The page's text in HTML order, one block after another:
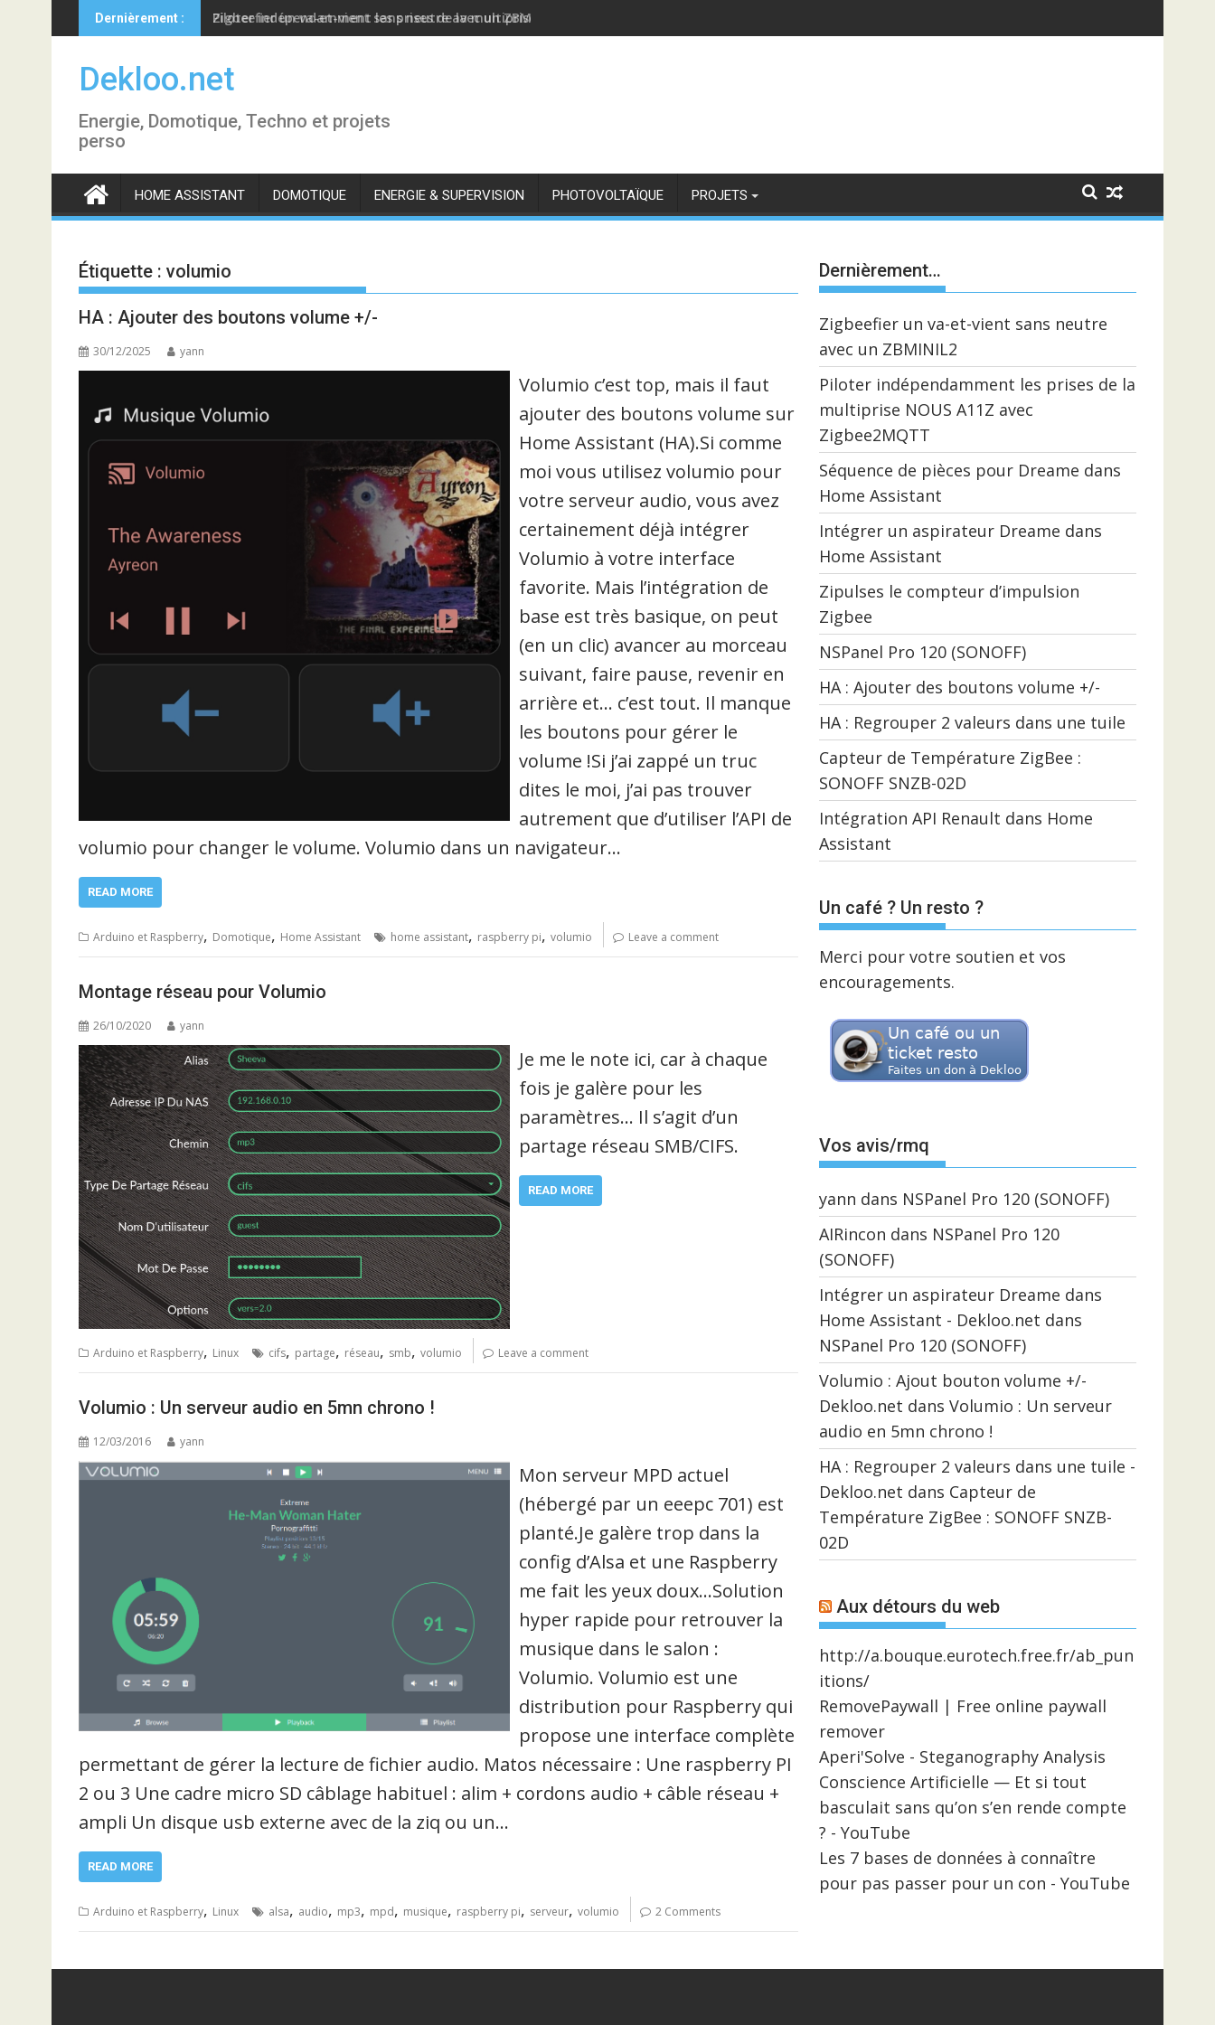
to
content
Dernièrement : Piloter indépendamment les prises de la multiprise NOUS A11Z avec Zigbee2MQTT
Dekloo.net
Energie, Domotique, Techno et projets
perso
HOME ASSISTANT DOMOTIQUE ENERGIE & SUPERVISION PHOTOVOLTAÏQUE PROJETS
Étiquette : volumio
HA : Ajouter des boutons volume +/-
30/12/2025 yann
Volumio c’est top, mais il faut
ajouter des boutons volume sur
Home Assistant (HA).Si comme
moi vous utilisez volumio pour
votre serveur audio, vous avez
certainement déjà intégrer
Volumio à votre interface
favorite. Mais l’intégration de
base est très basique, on peut
(en un clic) avancer au morceau
suivant, faire pause, revenir en
arrière et… c’est tout. Il manque
les boutons pour gérer le
volume !Si j’ai zappé un truc
dites le moi, j’ai pas trouver
autrement que d’utiliser l’API de
volumio pour changer le volume. Volumio dans un navigateur…
READ MORE
Arduino et Raspberry, Domotique, Home Assistant home assistant, raspberry pi, volumio Leave a comment
Montage réseau pour Volumio
26/10/2020 yann
Je me le note ici, car à chaque
fois je galère pour les
paramètres… Il s’agit d’un
partage réseau SMB/CIFS.
READ MORE
Arduino et Raspberry, Linux cifs, partage, réseau, smb, volumio Leave a comment
Volumio : Un serveur audio en 5mn chrono !
12/03/2016 yann
Mon serveur MPD actuel
(hébergé par un eeepc 701) est
planté.Je galère trop dans la
config d’Alsa et une Raspberry
me fait les yeux doux…Solution
hyper rapide pour retrouver la
musique dans le salon :
Volumio. Volumio est une
distribution pour Raspberry qui
propose une interface complète
permettant de gérer la lecture de fichier audio. Matos nécessaire : Une raspberry PI
2 ou 3 Une cadre micro SD câblage habituel : alim + cordons audio + câble réseau +
ampli Un disque usb externe avec de la ziq ou un…
READ MORE
Arduino et Raspberry, Linux alsa, audio, mp3, mpd, musique, raspberry pi, serveur, volumio 2 Comments
Dernièrement…
Zigbeefier un va-et-vient sans neutre
avec un ZBMINIL2
Piloter indépendamment les prises de la
multiprise NOUS A11Z avec
Zigbee2MQTT
Séquence de pièces pour Dreame dans
Home Assistant
Intégrer un aspirateur Dreame dans
Home Assistant
Zipulses le compteur d’impulsion
Zigbee
NSPanel Pro 120 (SONOFF)
HA : Ajouter des boutons volume +/-
HA : Regrouper 2 valeurs dans une tuile
Capteur de Température ZigBee :
SONOFF SNZB-02D
Intégration API Renault dans Home
Assistant
Un café ? Un resto ?
Merci pour votre soutien et vos
encouragements.
Vos avis/rmq
yann dans NSPanel Pro 120 (SONOFF)
AIRincon dans NSPanel Pro 120
(SONOFF)
Intégrer un aspirateur Dreame dans
Home Assistant - Dekloo.net dans
NSPanel Pro 120 (SONOFF)
Volumio : Ajout bouton volume +/-
Dekloo.net dans Volumio : Un serveur
audio en 5mn chrono !
HA : Regrouper 2 valeurs dans une tuile -
Dekloo.net dans Capteur de
Température ZigBee : SONOFF SNZB-
02D
Aux détours du web
http://a.bouque.eurotech.free.fr/ab_pun
itions/
RemovePaywall | Free online paywall
remover
Aperi'Solve - Steganography Analysis
Conscience Artificielle — Et si tout
basculait sans qu’on s’en rende compte
? - YouTube
Les 7 bases de données à connaître
pour pas passer pour un con - YouTube